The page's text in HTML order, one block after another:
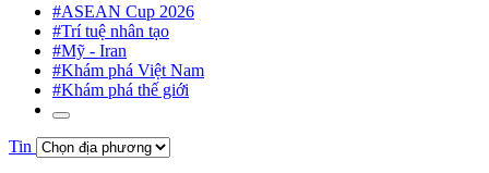
#ASEAN Cup 2026
#Trí tuệ nhân tạo
#Mỹ - Iran
#Khám phá Việt Nam
#Khám phá thế giới
Tin